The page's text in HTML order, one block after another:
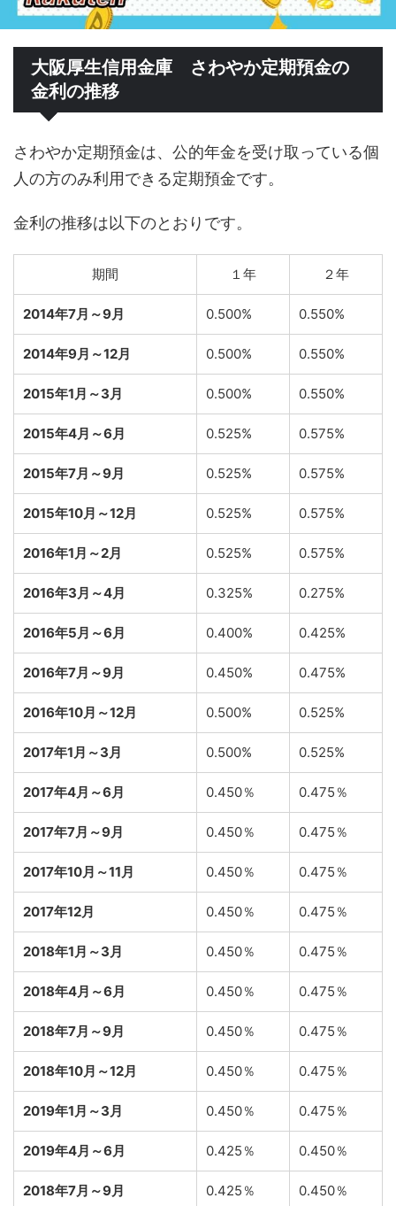
大阪厚生信用金庫 さわやか定期預金の
金利の推移
さわやか定期預金は、公的年金を受け取っている個
人の方のみ利用できる定期預金です。
金利の推移は以下のとおりです。
期間 １年 ２年
2014年7月～9月 0.500% 0.550%
2014年9月～12月 0.500% 0.550%
2015年1月～3月 0.500% 0.550%
2015年4月～6月 0.525% 0.575%
2015年7月～9月 0.525% 0.575%
2015年10月～12月 0.525% 0.575%
2016年1月～2月 0.525% 0.575%
2016年3月～4月 0.325% 0.275%
2016年5月～6月 0.400% 0.425%
2016年7月～9月 0.450% 0.475%
2016年10月～12月 0.500% 0.525%
2017年1月～3月 0.500% 0.525%
2017年4月～6月 0.450％ 0.475％
2017年7月～9月 0.450％ 0.475％
2017年10月～11月 0.450％ 0.475％
2017年12月 0.450％ 0.475％
2018年1月～3月 0.450％ 0.475％
2018年4月～6月 0.450％ 0.475％
2018年7月～9月 0.450％ 0.475％
2018年10月～12月 0.450％ 0.475％
2019年1月～3月 0.450％ 0.475％
2019年4月～6月 0.425％ 0.450％
2018年7月～9月 0.425％ 0.450％